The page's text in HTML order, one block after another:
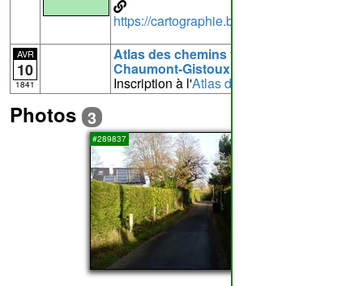
https://cartographie.brabantwallon.be/
AVR
10
1841
Atlas des chemins vicinaux de
Chaumont-Gistoux
Inscription à l'Atlas des chemins vicinaux
Photos 3
#289837